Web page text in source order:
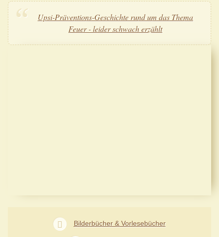
Upsi-Präventions-Geschichte rund um das Thema
Feuer - leider schwach erzählt
Bilderbücher & Vorlesebücher